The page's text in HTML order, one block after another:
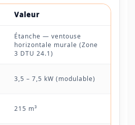
Valeur
Étanche — ventouse
horizontale murale (Zone
3 DTU 24.1)
3,5 – 7,5 kW (modulable)
215 m³